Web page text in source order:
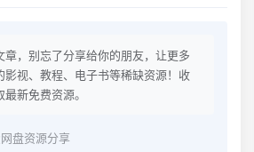
章，别忘了分享给你的朋友，让更多
影视、教程、电子书等稀缺资源！收
新免费资源。
盘资源分享